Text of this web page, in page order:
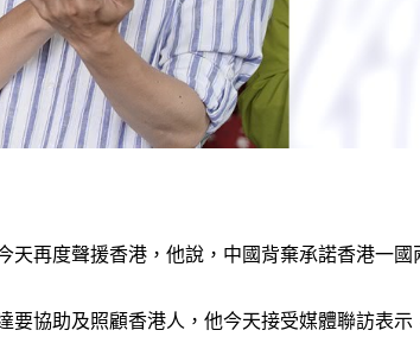
再度聲援香港，他說，中國背棄承諾香港一
要協助及照顧香港人，他今天接受媒體聯訪表